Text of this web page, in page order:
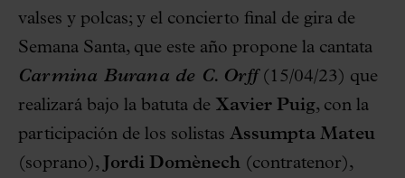
valses y polcas; y el concierto final de gira de
Semana Santa, que este año propone la cantata
Carmina Burana de C. Orff(15/04/23) que
realizará bajo la batuta de Xavier Puig, con la
participación de los solistas Assumpta Mateu
(soprano),
Jordi Domènech (contratenor),